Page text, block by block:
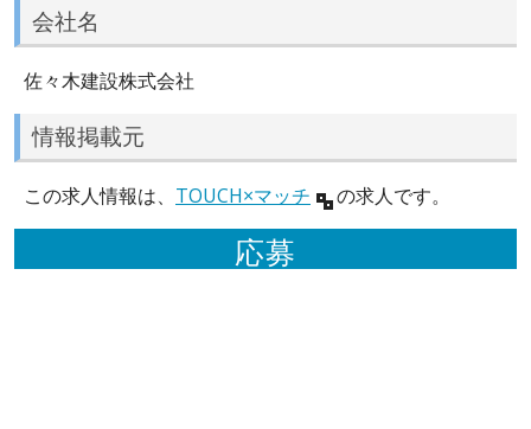
会社名
佐々木建設株式会社
情報掲載元
この求人情報は、 TOUCH×マッチ の求人です。
応募